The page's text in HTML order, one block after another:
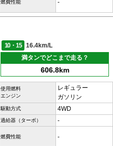
燃費性能 -
10・15
16.4km/L
満タンでどこまで走る？
606.8km
使用燃料
エンジン
レギュラー
ガソリン
駆動方式 4WD
過給器（ターボ） -
燃費性能 -